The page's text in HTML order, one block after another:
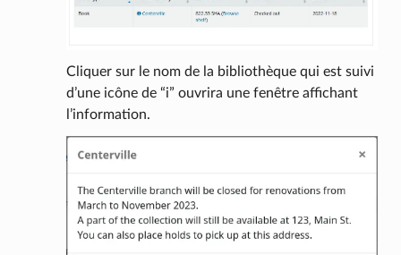
Cliquer sur le nom de la bibliothèque qui est suivi
d’une icône de “i” ouvrira une fenêtre affichant
l’information.